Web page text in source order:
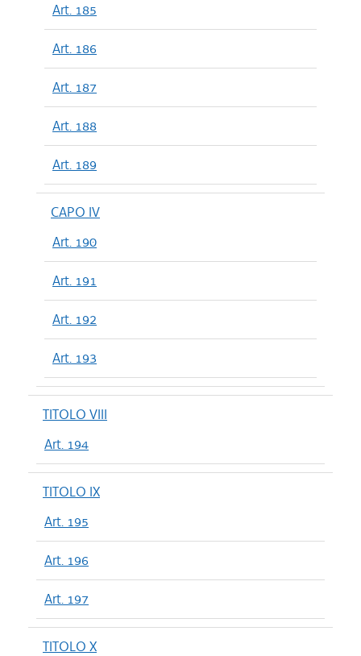
Art. 185
Art. 186
Art. 187
Art. 188
Art. 189
CAPO IV
Art. 190
Art. 191
Art. 192
Art. 193
TITOLO VIII
Art. 194
TITOLO IX
Art. 195
Art. 196
Art. 197
TITOLO X